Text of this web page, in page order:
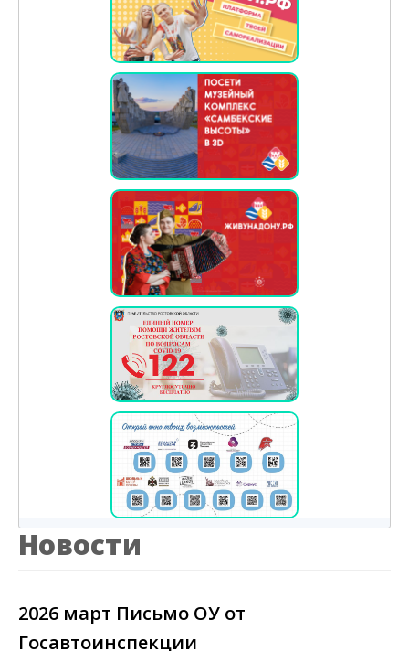
Новости
2026 март Письмо ОУ от
Госавтоинспекции